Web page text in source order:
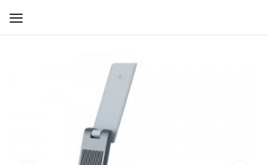
РЕШЕНИЯ ДЛЯ ДОМА
ДЛЯ ОПЕРАТОРОВ СВЯЗИ